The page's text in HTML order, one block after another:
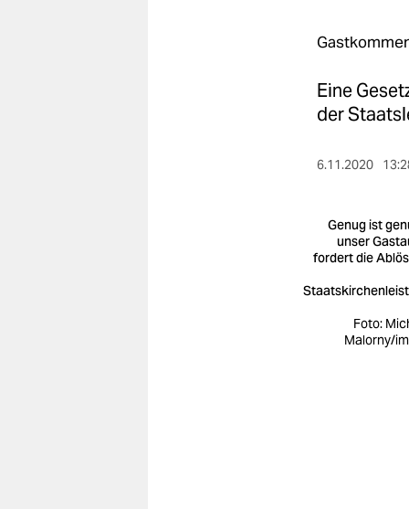
Eine
der
6.11.2020
Genug ist
unser
fordert die
Foto:
Malorny/